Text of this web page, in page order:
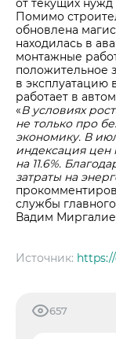
от текущих
Помимо
обновлена
находилась в
монтажные
положительное
в эксплуатацию
работает в
«В условиях
не только про
экономику. В
индексация цен
на 11.6%.
затраты на
службы
Вадим
Источник:
657